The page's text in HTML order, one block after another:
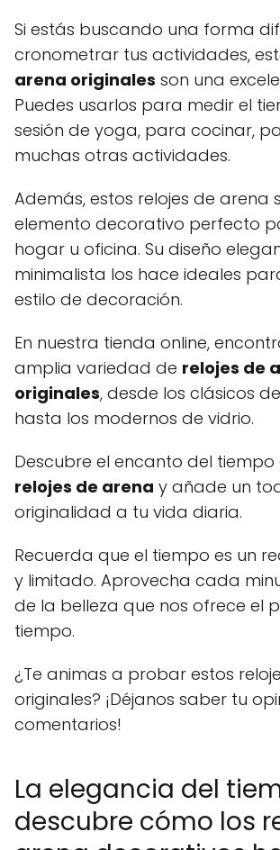
Si estás buscando una forma
cronometrar tus actividades,
arena originales son una
Puedes usarlos para medir el
sesión de yoga, para cocinar,
muchas otras actividades.
Además, estos relojes de arena
elemento decorativo perfecto
hogar u oficina. Su diseño
minimalista los hace ideales
estilo de decoración.
En nuestra tienda online,
amplia variedad de relojes de
originales, desde los clásicos
hasta los modernos de vidrio.
Descubre el encanto del tiempo
relojes de arena y añade un
originalidad a tu vida diaria.
Recuerda que el tiempo es un
y limitado. Aprovecha cada
de la belleza que nos ofrece el
tiempo.
¿Te animas a probar estos
originales? ¡Déjanos saber tu
comentarios!
La elegancia del
descubre cómo los